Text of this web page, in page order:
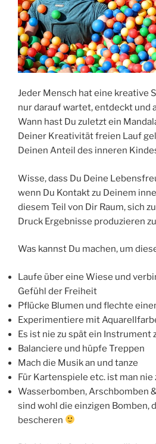
Jeder Mensch hat eine kreative
nur darauf wartet, entdeckt und
Wann hast Du zuletzt ein
Deiner Kreativität freien Lauf
Deinen Anteil des inneren
Wisse, dass Du Deine
wenn Du Kontakt zu Deinem
diesem Teil von Dir Raum, sich
Druck Ergebnisse produzieren
Was kannst Du machen, um
Laufe über eine Wiese und
Gefühl der Freiheit
Pflücke Blumen und flechte
Experimentiere mit
Es ist nie zu spät ein Instrument
Balanciere und hüpfe Treppen
Mach die Musik an und tanze
Für Kartenspiele etc. ist man nie
Wasserbomben, Arschbomben
sind wohl die einzigen Bomben,
bescheren